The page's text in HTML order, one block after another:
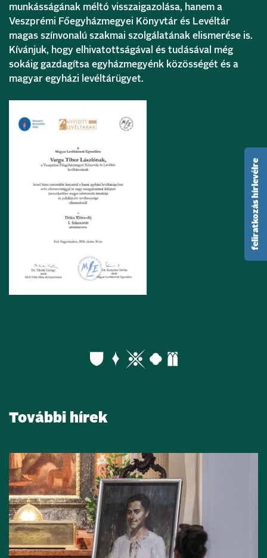
munkásságának méltó visszaigazolása, hanem a
Veszprémi Főegyházmegyei Könyvtár és Levéltár
magas színvonalú szakmai szolgálatának elismerése is.
Kívánjuk, hogy elhivatottságával és tudásával még
sokáig gazdagítsa egyházmegyénk közösségét és a
magyar egyházi levéltárügyet.
További hírek
feliratkozás hírlevélre